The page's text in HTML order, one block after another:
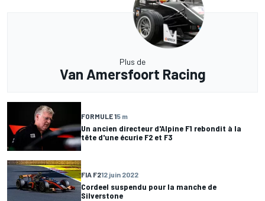
Plus de
Van Amersfoort Racing
FORMULE 15 m
Un ancien directeur d'Alpine F1 rebondit à la
tête d'une écurie F2 et F3
FIA F212 juin 2022
Cordeel suspendu pour la manche de
Silverstone